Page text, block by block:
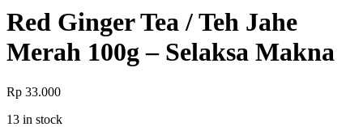
Red Ginger Tea / Teh Jahe
Merah 100g – Selaksa Makna
Rp 33.000
13 in stock